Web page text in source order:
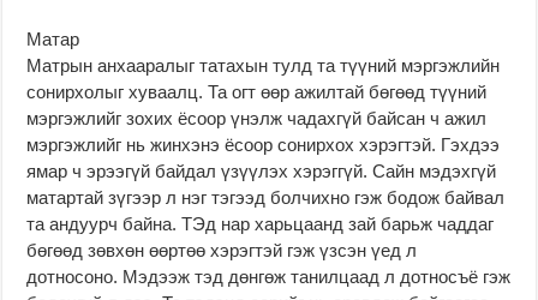
Матар
Матрын анхааралыг татахын тулд та түүний мэргэжлийн
сонирхолыг хуваалц. Та огт өөр ажилтай бөгөөд түүний
мэргэжлийг зохих ёсоор үнэлж чадахгүй байсан ч ажил
мэргэжлийг нь жинхэнэ ёсоор сонирхох хэрэгтэй. Гэхдээ
ямар ч эрээгүй байдал үзүүлэх хэрэггүй. Сайн мэдэхгүй
матартай зүгээр л нэг тэгээд болчихно гэж бодож байвал
та андуурч байна. ТЭд нар харьцаанд зай барьж чаддаг
бөгөөд зөвхөн өөртөө хэрэгтэй гэж үзсэн үед л
дотносоно. Мэдээж тэд дөнгөж танилцаад л дотносъё гэж